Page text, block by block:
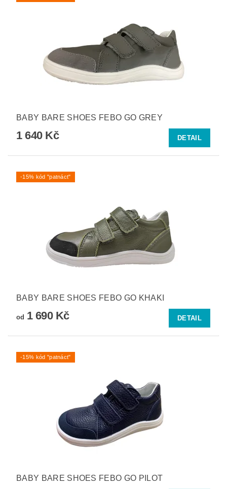
BABY BARE SHOES FEBO GO GREY
1 640 Kč DETAIL
-15% kód "patnáct"
BABY BARE SHOES FEBO GO KHAKI
od 1 690 Kč DETAIL
-15% kód "patnáct"
BABY BARE SHOES FEBO GO PILOT